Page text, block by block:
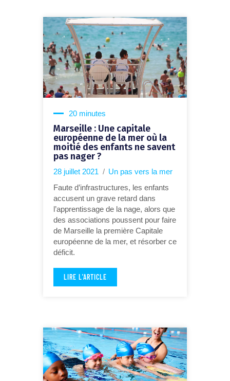
20 minutes
Marseille : Une capitale
européenne de la mer où la
moitié des enfants ne savent
pas nager ?
28 juillet 2021
Un pas vers la mer
Faute d’infrastructures, les enfants
accusent un grave retard dans
l’apprentissage de la nage, alors que
des associations poussent pour faire
de Marseille la première Capitale
européenne de la mer, et résorber ce
déficit.
LIRE L'ARTICLE